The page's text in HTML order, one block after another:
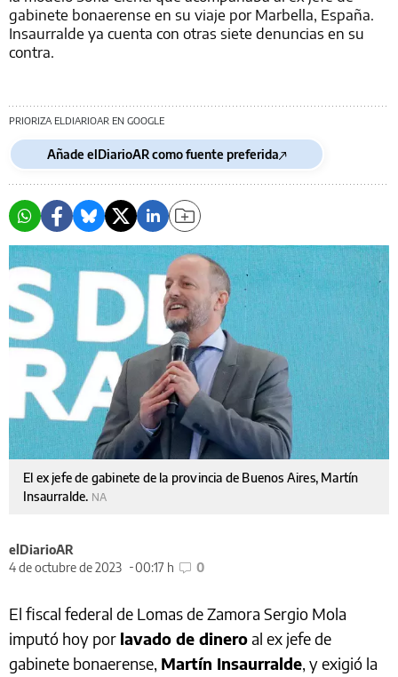
gabinete bonaerense en su viaje por Marbella, España.
Insaurralde ya cuenta con otras siete denuncias en su
contra.
PRIORIZA ELDIARIOAR EN GOOGLE
Añade elDiarioAR como fuente preferida
El ex jefe de gabinete de la provincia de Buenos Aires, Martín
Insaurralde. NA
elDiarioAR
4 de octubre de 2023
00:17 h 0
El fiscal federal de Lomas de Zamora Sergio Mola
imputó hoy por lavado de dineroal ex jefe de
gabinete bonaerense, Martín Insaurralde, y exigió la